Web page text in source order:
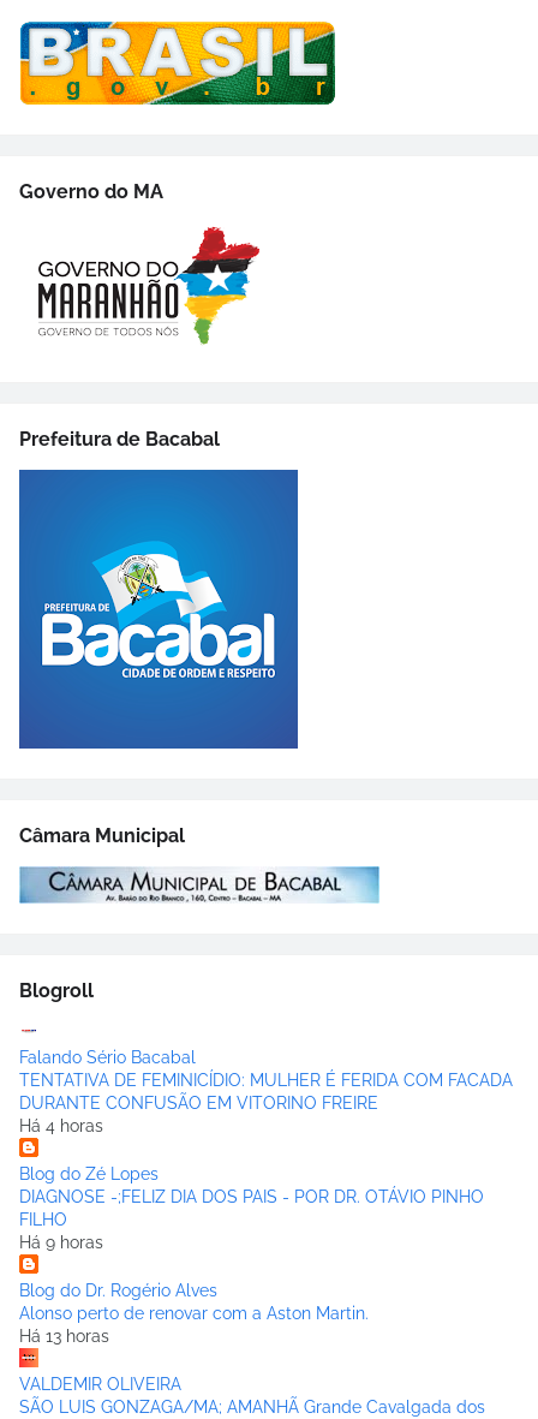
Governo do MA
Prefeitura de Bacabal
Câmara Municipal
Blogroll
Falando Sério Bacabal
TENTATIVA DE FEMINICÍDIO: MULHER É FERIDA COM FACADA
DURANTE CONFUSÃO EM VITORINO FREIRE
Há 4 horas
Blog do Zé Lopes
DIAGNOSE -;FELIZ DIA DOS PAIS - POR DR. OTÁVIO PINHO
FILHO
Há 9 horas
Blog do Dr. Rogério Alves
Alonso perto de renovar com a Aston Martin.
Há 13 horas
VALDEMIR OLIVEIRA
SÃO LUIS GONZAGA/MA; AMANHÃ Grande Cavalgada dos